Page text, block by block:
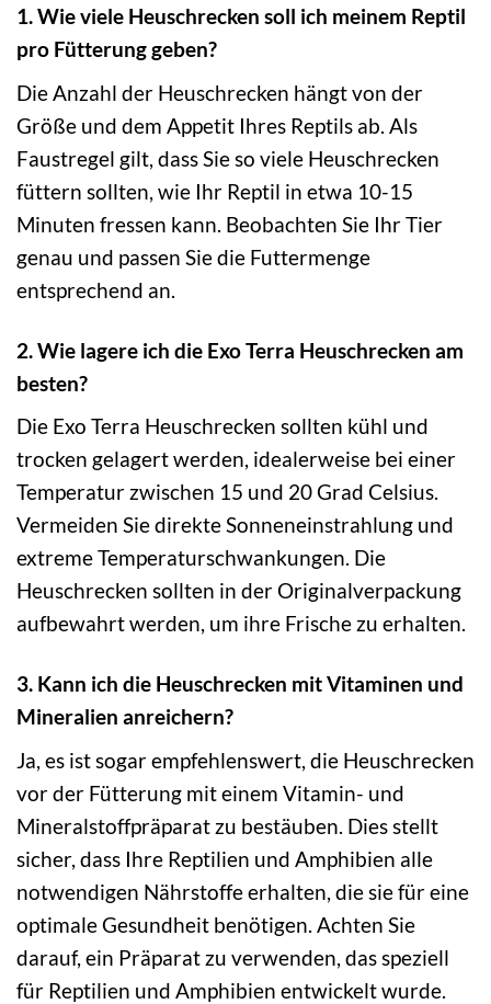
1. Wie viele Heuschrecken soll ich meinem Reptil
pro Fütterung geben?
Die Anzahl der Heuschrecken hängt von der
Größe und dem Appetit Ihres Reptils ab. Als
Faustregel gilt, dass Sie so viele Heuschrecken
füttern sollten, wie Ihr Reptil in etwa 10-15
Minuten fressen kann. Beobachten Sie Ihr Tier
genau und passen Sie die Futtermenge
entsprechend an.
2. Wie lagere ich die Exo Terra Heuschrecken am
besten?
Die Exo Terra Heuschrecken sollten kühl und
trocken gelagert werden, idealerweise bei einer
Temperatur zwischen 15 und 20 Grad Celsius.
Vermeiden Sie direkte Sonneneinstrahlung und
extreme Temperaturschwankungen. Die
Heuschrecken sollten in der Originalverpackung
aufbewahrt werden, um ihre Frische zu erhalten.
3. Kann ich die Heuschrecken mit Vitaminen und
Mineralien anreichern?
Ja, es ist sogar empfehlenswert, die Heuschrecken
vor der Fütterung mit einem Vitamin- und
Mineralstoffpräparat zu bestäuben. Dies stellt
sicher, dass Ihre Reptilien und Amphibien alle
notwendigen Nährstoffe erhalten, die sie für eine
optimale Gesundheit benötigen. Achten Sie
darauf, ein Präparat zu verwenden, das speziell
für Reptilien und Amphibien entwickelt wurde.